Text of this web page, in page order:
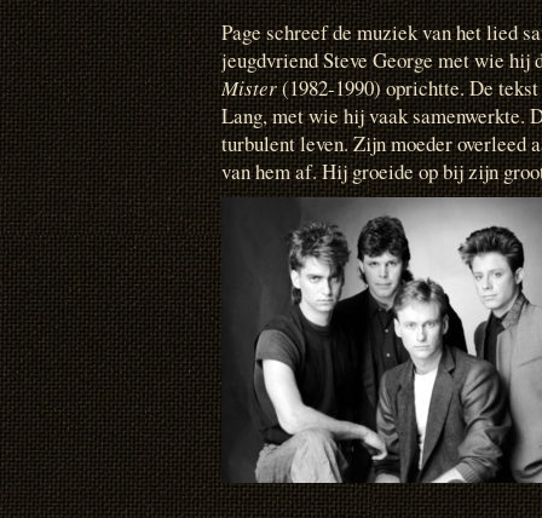
Page schreef de muziek van het lied
jeugdvriend Steve George met wie hij
Mister(1982-1990) oprichtte. De
Lang, met wie hij vaak samenwerkte.
turbulent leven. Zijn moeder overleed
van hem af. Hij groeide op bij zijn